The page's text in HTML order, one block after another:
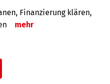
Finanzierung klären,
mehr